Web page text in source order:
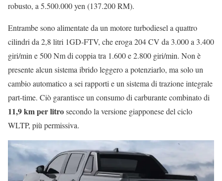
robusto, a 5.500.000 yen (137.200 RM).
Entrambe sono alimentate da un motore turbodiesel a quattro
cilindri da 2,8 litri 1GD-FTV, che eroga 204 CV da 3.000 a 3.400
giri/min e 500 Nm di coppia tra 1.600 e 2.800 giri/min. Non è
presente alcun sistema ibrido leggero a potenziarlo, ma solo un
cambio automatico a sei rapporti e un sistema di trazione integrale
part-time. Ciò garantisce un consumo di carburante combinato di
11,9 km per litrosecondo la versione giapponese del ciclo
WLTP, più permissiva.